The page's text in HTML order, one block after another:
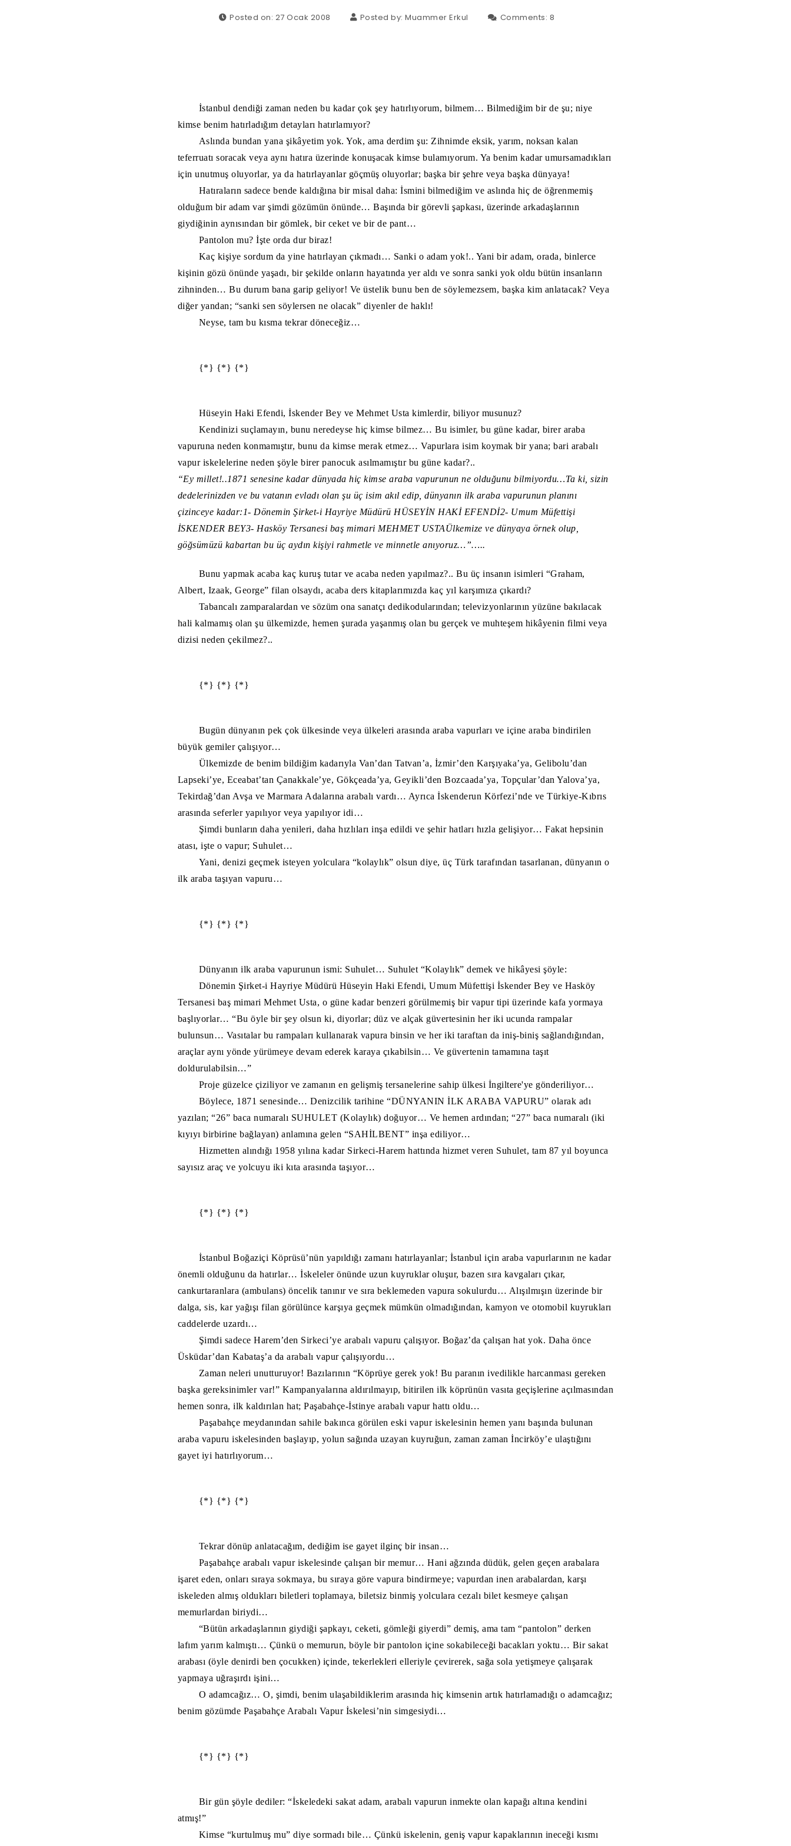
Posted on: 27 Ocak 2008 Posted by:Muammer Erkul Comments: 8
İstanbul dendiği zaman neden bu kadar çok şey hatırlıyorum, bilmem… Bilmediğim bir de şu; niye
kimse benim hatırladığım detayları hatırlamıyor?
Aslında bundan yana şikâyetim yok. Yok, ama derdim şu: Zihnimde eksik, yarım, noksan kalan
teferruatı soracak veya aynı hatıra üzerinde konuşacak kimse bulamıyorum. Ya benim kadar umursamadıkları
için unutmuş oluyorlar, ya da hatırlayanlar göçmüş oluyorlar; başka bir şehre veya başka dünyaya!
Hatıraların sadece bende kaldığına bir misal daha: İsmini bilmediğim ve aslında hiç de öğrenmemiş
olduğum bir adam var şimdi gözümün önünde… Başında bir görevli şapkası, üzerinde arkadaşlarının
giydiğinin aynısından bir gömlek, bir ceket ve bir de pant…
Pantolon mu? İşte orda dur biraz!
Kaç kişiye sordum da yine hatırlayan çıkmadı… Sanki o adam yok!.. Yani bir adam, orada, binlerce
kişinin gözü önünde yaşadı, bir şekilde onların hayatında yer aldı ve sonra sanki yok oldu bütün insanların
zihninden… Bu durum bana garip geliyor! Ve üstelik bunu ben de söylemezsem, başka kim anlatacak? Veya
diğer yandan; “sanki sen söylersen ne olacak” diyenler de haklı!
Neyse, tam bu kısma tekrar döneceğiz…
{*} {*} {*}
Hüseyin Haki Efendi, İskender Bey ve Mehmet Usta kimlerdir, biliyor musunuz?
Kendinizi suçlamayın, bunu neredeyse hiç kimse bilmez… Bu isimler, bu güne kadar, birer araba
vapuruna neden konmamıştır, bunu da kimse merak etmez… Vapurlara isim koymak bir yana; bari arabalı
vapur iskelelerine neden şöyle birer panocuk asılmamıştır bu güne kadar?..
“Ey millet!..1871 senesine kadar dünyada hiç kimse araba vapurunun ne olduğunu bilmiyordu…Ta ki, sizin
dedelerinizden ve bu vatanın evladı olan şu üç isim akıl edip, dünyanın ilk araba vapurunun planını
çizinceye kadar: 1- Dönemin Şirket-i Hayriye Müdürü HÜSEYİN HAKİ EFENDİ2- Umum Müfettişi
İSKENDER BEY3- Hasköy Tersanesi baş mimari MEHMET USTAÜlkemize ve dünyaya örnek olup,
göğsümüzü kabartan bu üç aydın kişiyi rahmetle ve minnetle anıyoruz…”…..
Bunu yapmak acaba kaç kuruş tutar ve acaba neden yapılmaz?.. Bu üç insanın isimleri “Graham,
Albert, Izaak, George” filan olsaydı, acaba ders kitaplarımızda kaç yıl karşımıza çıkardı?
Tabancalı zamparalardan ve sözüm ona sanatçı dedikodularından; televizyonlarının yüzüne bakılacak
hali kalmamış olan şu ülkemizde, hemen şurada yaşanmış olan bu gerçek ve muhteşem hikâyenin filmi veya
dizisi neden çekilmez?..
{*} {*} {*}
Bugün dünyanın pek çok ülkesinde veya ülkeleri arasında araba vapurları ve içine araba bindirilen
büyük gemiler çalışıyor…
Ülkemizde de benim bildiğim kadarıyla Van’dan Tatvan’a, İzmir’den Karşıyaka’ya, Gelibolu’dan
Lapseki’ye, Eceabat’tan Çanakkale’ye, Gökçeada’ya, Geyikli’den Bozcaada’ya, Topçular’dan Yalova’ya,
Tekirdağ’dan Avşa ve Marmara Adalarına arabalı vardı… Ayrıca İskenderun Körfezi’nde ve Türkiye-Kıbrıs
arasında seferler yapılıyor veya yapılıyor idi…
Şimdi bunların daha yenileri, daha hızlıları inşa edildi ve şehir hatları hızla gelişiyor… Fakat hepsinin
atası, işte o vapur; Suhulet…
Yani, denizi geçmek isteyen yolculara “kolaylık” olsun diye, üç Türk tarafından tasarlanan, dünyanın o
ilk araba taşıyan vapuru…
{*} {*} {*}
Dünyanın ilk araba vapurunun ismi: Suhulet… Suhulet “Kolaylık” demek ve hikâyesi şöyle:
Dönemin Şirket-i Hayriye Müdürü Hüseyin Haki Efendi, Umum Müfettişi İskender Bey ve Hasköy
Tersanesi baş mimari Mehmet Usta, o güne kadar benzeri görülmemiş bir vapur tipi üzerinde kafa yormaya
başlıyorlar… “Bu öyle bir şey olsun ki, diyorlar; düz ve alçak güvertesinin her iki ucunda rampalar
bulunsun… Vasıtalar bu rampaları kullanarak vapura binsin ve her iki taraftan da iniş-biniş sağlandığından,
araçlar aynı yönde yürümeye devam ederek karaya çıkabilsin… Ve güvertenin tamamına taşıt
doldurulabilsin…”
Proje güzelce çiziliyor ve zamanın en gelişmiş tersanelerine sahip ülkesi İngiltere'ye gönderiliyor…
Böylece, 1871 senesinde… Denizcilik tarihine “DÜNYANIN İLK ARABA VAPURU” olarak adı
yazılan; “26” baca numaralı SUHULET (Kolaylık) doğuyor… Ve hemen ardından; “27” baca numaralı (iki
kıyıyı birbirine bağlayan) anlamına gelen “SAHİLBENT” inşa ediliyor…
Hizmetten alındığı 1958 yılına kadar Sirkeci-Harem hattında hizmet veren Suhulet, tam 87 yıl boyunca
sayısız araç ve yolcuyu iki kıta arasında taşıyor…
{*} {*} {*}
İstanbul Boğaziçi Köprüsü’nün yapıldığı zamanı hatırlayanlar; İstanbul için araba vapurlarının ne kadar
önemli olduğunu da hatırlar… İskeleler önünde uzun kuyruklar oluşur, bazen sıra kavgaları çıkar,
cankurtaranlara (ambulans) öncelik tanınır ve sıra beklemeden vapura sokulurdu… Alışılmışın üzerinde bir
dalga, sis, kar yağışı filan görülünce karşıya geçmek mümkün olmadığından, kamyon ve otomobil kuyrukları
caddelerde uzardı…
Şimdi sadece Harem’den Sirkeci’ye arabalı vapuru çalışıyor. Boğaz’da çalışan hat yok. Daha önce
Üsküdar’dan Kabataş’a da arabalı vapur çalışıyordu…
Zaman neleri unutturuyor! Bazılarının “Köprüye gerek yok! Bu paranın ivedilikle harcanması gereken
başka gereksinimler var!” Kampanyalarına aldırılmayıp, bitirilen ilk köprünün vasıta geçişlerine açılmasından
hemen sonra, ilk kaldırılan hat; Paşabahçe-İstinye arabalı vapur hattı oldu…
Paşabahçe meydanından sahile bakınca görülen eski vapur iskelesinin hemen yanı başında bulunan
araba vapuru iskelesinden başlayıp, yolun sağında uzayan kuyruğun, zaman zaman İncirköy’e ulaştığını
gayet iyi hatırlıyorum…
{*} {*} {*}
Tekrar dönüp anlatacağım, dediğim ise gayet ilginç bir insan…
Paşabahçe arabalı vapur iskelesinde çalışan bir memur… Hani ağzında düdük, gelen geçen arabalara
işaret eden, onları sıraya sokmaya, bu sıraya göre vapura bindirmeye; vapurdan inen arabalardan, karşı
iskeleden almış oldukları biletleri toplamaya, biletsiz binmiş yolculara cezalı bilet kesmeye çalışan
memurlardan biriydi…
“Bütün arkadaşlarının giydiği şapkayı, ceketi, gömleği giyerdi” demiş, ama tam “pantolon” derken
lafım yarım kalmıştı… Çünkü o memurun, böyle bir pantolon içine sokabileceği bacakları yoktu… Bir sakat
arabası (öyle denirdi ben çocukken) içinde, tekerlekleri elleriyle çevirerek, sağa sola yetişmeye çalışarak
yapmaya uğraşırdı işini…
O adamcağız… O, şimdi, benim ulaşabildiklerim arasında hiç kimsenin artık hatırlamadığı o adamcağız;
benim gözümde Paşabahçe Arabalı Vapur İskelesi’nin simgesiydi…
{*} {*} {*}
Bir gün şöyle dediler: “İskeledeki sakat adam, arabalı vapurun inmekte olan kapağı altına kendini
atmış!”
Kimse “kurtulmuş mu” diye sormadı bile… Çünkü iskelenin, geniş vapur kapaklarının ineceği kısmı